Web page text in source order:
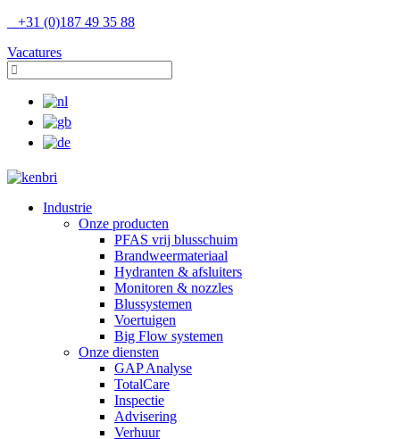
+31 (0)187 49 35 88
Vacatures
Industrie
Onze producten
PFAS vrij blusschuim
Brandweermateriaal
Hydranten & afsluiters
Monitoren & nozzles
Blussystemen
Voertuigen
Big Flow systemen
Onze diensten
GAP Analyse
TotalCare
Inspectie
Advisering
Verhuur